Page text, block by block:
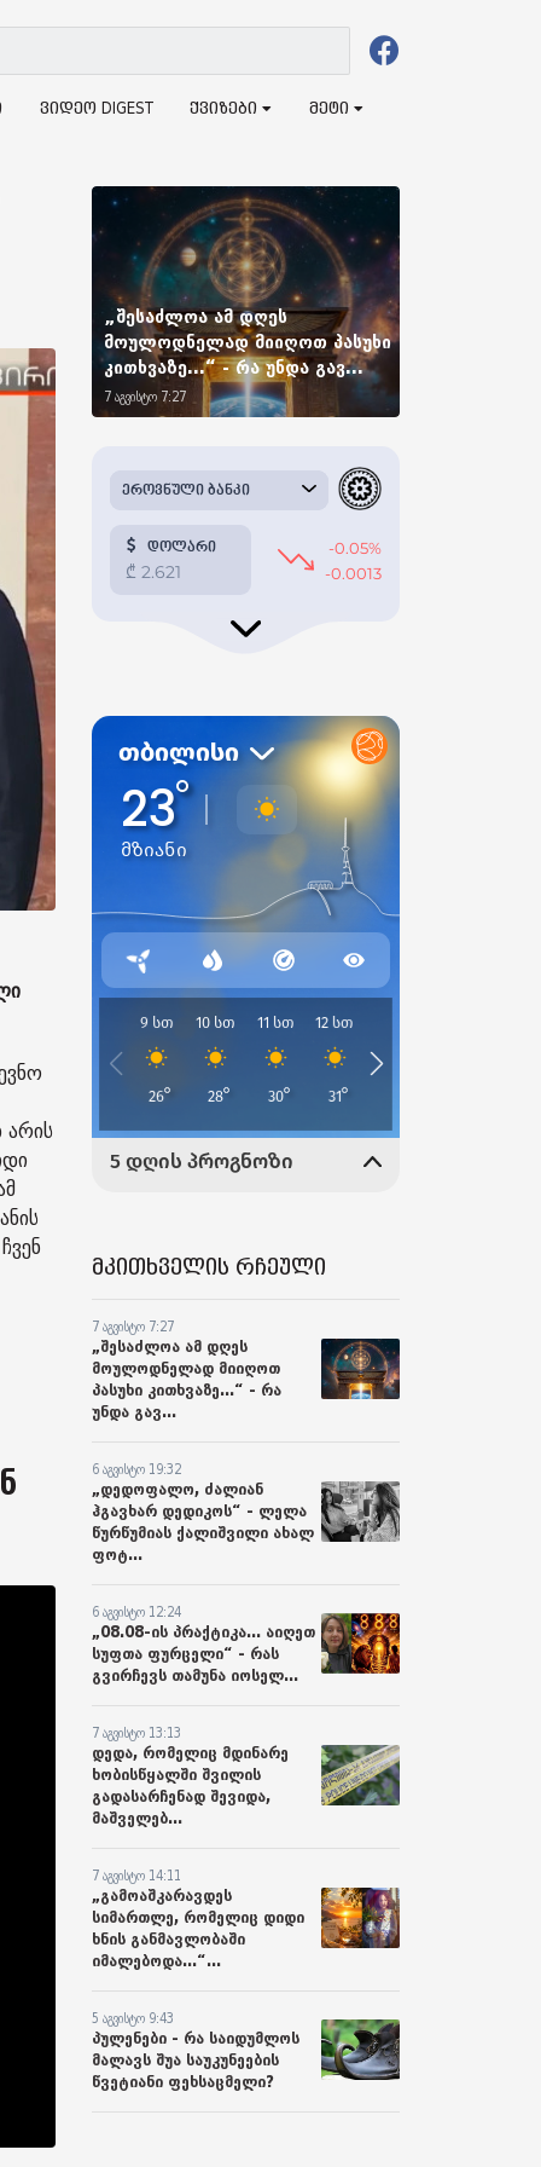
ვიდეო DIGEST ქვიზები მეტი
არის
„შესაძლოა ამ დღეს
მოულოდნელად მიიღოთ პასუხი
კითხვაზე...“ - რა უნდა გავ...
7 აგვისტო 7:27
მკითხველის რჩეული
7 აგვისტო 7:27
„შესაძლოა ამ დღეს
მოულოდნელად მიიღოთ
პასუხი კითხვაზე...“ - რა
უნდა გავ...
6 აგვისტო 19:32
„დედოფალო, ძალიან
ჰგავხარ დედიკოს“ - ლელა
წურწუმიას ქალიშვილი ახალ
ფოტ...
6 აგვისტო 12:24
„08.08-ის პრაქტიკა... აიღეთ
სუფთა ფურცელი“ - რას
გვირჩევს თამუნა იოსელ...
7 აგვისტო 13:13
დედა, რომელიც მდინარე
ხობისწყალში შვილის
გადასარჩენად შევიდა,
მაშველებ...
7 აგვისტო 14:11
„გამოაშკარავდეს
სიმართლე, რომელიც დიდი
ხნის განმავლობაში
იმალებოდა...“...
5 აგვისტო 9:43
პულენები - რა საიდუმლოს
მალავს შუა საუკუნეების
წვეტიანი ფეხსაცმელი?